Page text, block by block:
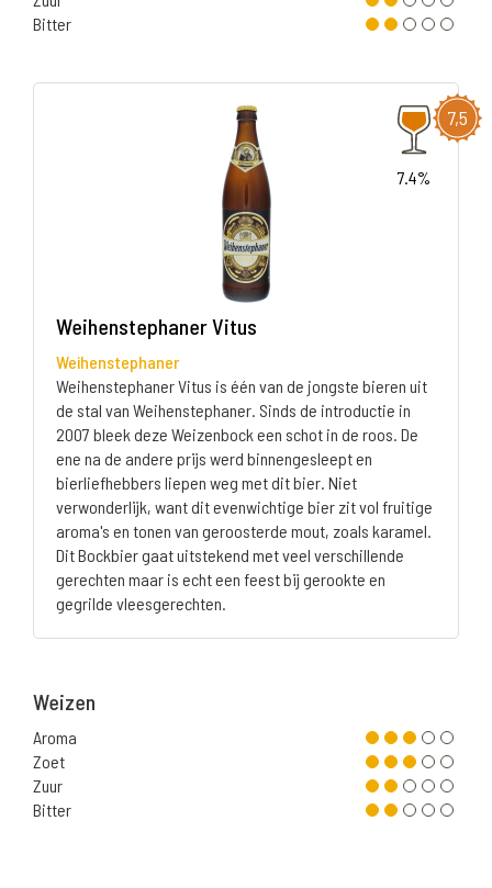
Bitter
7,5
7.4%
Weihenstephaner Vitus
Weihenstephaner
Weihenstephaner Vitus is één van de jongste bieren uit
de stal van Weihenstephaner. Sinds de introductie in
2007 bleek deze Weizenbock een schot in de roos. De
ene na de andere prijs werd binnengesleept en
bierliefhebbers liepen weg met dit bier. Niet
verwonderlijk, want dit evenwichtige bier zit vol fruitige
aroma's en tonen van geroosterde mout, zoals karamel.
Dit Bockbier gaat uitstekend met veel verschillende
gerechten maar is echt een feest bij gerookte en
gegrilde vleesgerechten.
Weizen
Aroma
Zoet
Zuur
Bitter